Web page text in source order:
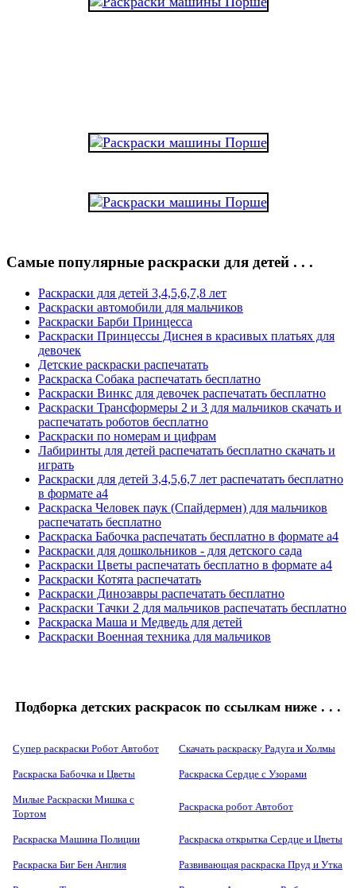
Самые популярные раскраски для детей . . .
Раскраски для детей 3,4,5,6,7,8 лет
Раскраски автомобили для мальчиков
Раскраски Барби Принцесса
Раскраски Принцессы Диснея в красивых платьях для
девочек
Детские раскраски распечатать
Раскраска Собака распечатать бесплатно
Раскраски Винкс для девочек распечатать бесплатно
Раскраски Трансформеры 2 и 3 для мальчиков скачать и
распечатать роботов бесплатно
Раскраски по номерам и цифрам
Лабиринты для детей распечатать бесплатно скачать и
играть
Раскраски для детей 3,4,5,6,7 лет распечатать бесплатно
в формате а4
Раскраска Человек паук (Спайдермен) для мальчиков
распечатать бесплатно
Раскраска Бабочка распечатать бесплатно в формате а4
Раскраски для дошкольников - для детского сада
Раскраски Цветы распечатать бесплатно в формате а4
Раскраски Котята распечатать
Раскраски Динозавры распечатать бесплатно
Раскраски Тачки 2 для мальчиков распечатать бесплатно
Раскраска Маша и Медведь для детей
Раскраски Военная техника для мальчиков
Подборка детских раскрасок по ссылкам ниже . . .
Супер раскраски Робот Автобот Скачать раскраску Радуга и Холмы
Раскраска Бабочка и Цветы Раскраска Сердце с Узорами
Милые Раскраски Мишка с
Тортом
Раскраска робот Автобот
Раскраска Машина Полиции Раскраска открытка Сердце и Цветы
Раскраска Биг Бен Англия Развивающая раскраска Пруд и Утка